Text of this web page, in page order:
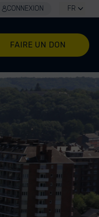
CONNEXION FR
FAIRE UN DON